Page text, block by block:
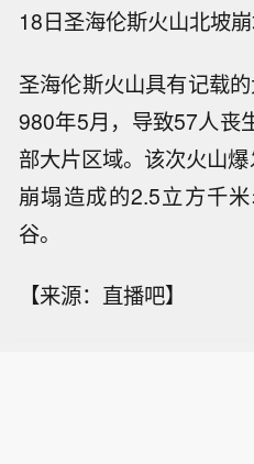
18日圣海伦斯火山北坡
圣海伦斯火山具有记载
980年5月，导致57人丧
部大片区域。该次火山
崩塌造成的2.5立方千
谷。
【来源：直播吧】